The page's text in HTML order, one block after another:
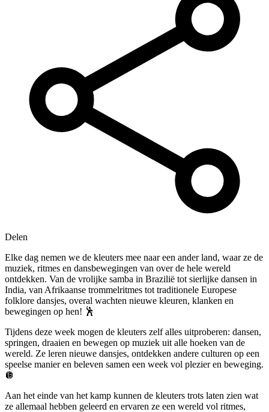
Delen
Elke dag nemen we de kleuters mee naar een ander land, waar ze de
muziek, ritmes en dansbewegingen van over de hele wereld
ontdekken. Van de vrolijke samba in Brazilië tot sierlijke dansen in
India, van Afrikaanse trommelritmes tot traditionele Europese
folklore dansjes, overal wachten nieuwe kleuren, klanken en
bewegingen op hen! 🕺
Tijdens deze week mogen de kleuters zelf alles uitproberen: dansen,
springen, draaien en bewegen op muziek uit alle hoeken van de
wereld. Ze leren nieuwe dansjes, ontdekken andere culturen op een
speelse manier en beleven samen een week vol plezier en beweging.
🪩
Aan het einde van het kamp kunnen de kleuters trots laten zien wat
ze allemaal hebben geleerd en ervaren ze een wereld vol ritmes,